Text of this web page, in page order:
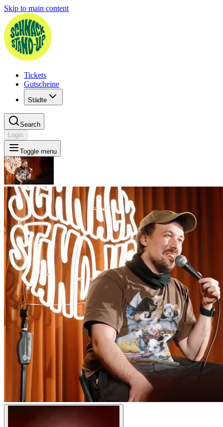
Skip to main content
Tickets
Gutscheine
Städte
Search
Login
Toggle menu